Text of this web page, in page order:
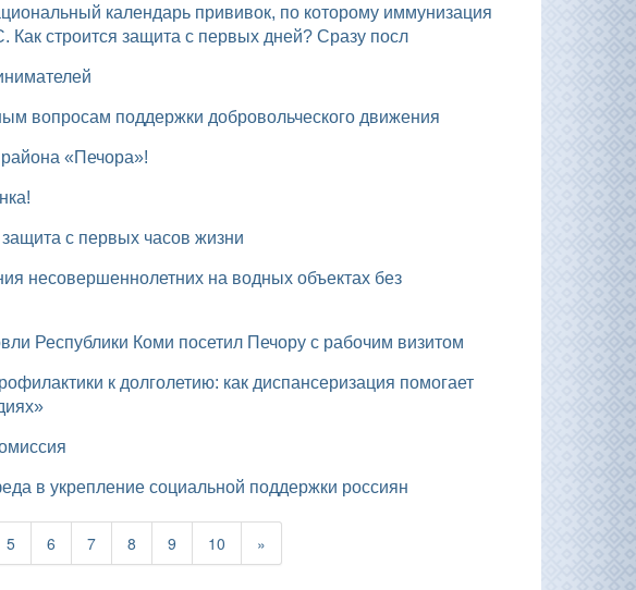
календарь прививок, по которому иммунизация
строится защита с первых дней? Сразу посл
вопросам поддержки добровольческого движения
«Печора»!
с первых часов жизни
Республики Коми посетил Печору с рабочим визитом
в укрепление социальной поддержки россиян
5 6 7 8 9 10 »